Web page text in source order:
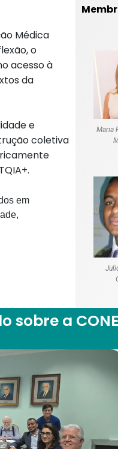
Médica
o
acesso à
da
e
coletiva
em
Maria
sobre a